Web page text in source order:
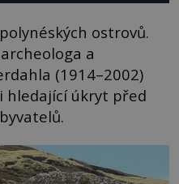
ostrovů.
a
(1914–2002)
úkryt před